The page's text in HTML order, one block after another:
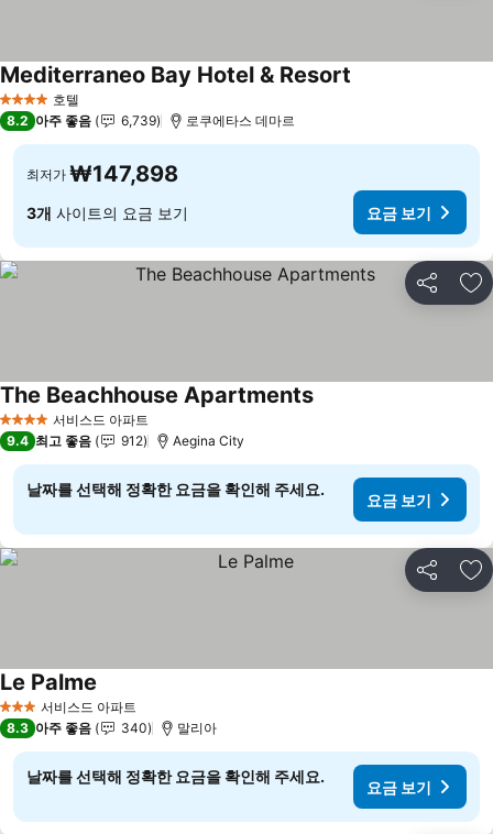
4 성급 호텔
Mediterraneo Bay Hotel & Resort
8.2 아주 좋음 6,739 로쿠에타스 데마르
최저가 ₩147,898
3개 사이트의 요금 보기 요금 보기
공유 즐
4 성급 서비스드 아파트
The Beachhouse Apartments요금 보기
9.4 최고 좋음 912 Aegina City
날짜를 선택해 정확한 요금을 확인해 주세요.
요금 보기
공유 즐
3 성급 서비스드 아파트
Le Palme
8.3 아주 좋음 340 말리아
날짜를 선택해 정확한 요금을 확인해 주세요.
요금 보기